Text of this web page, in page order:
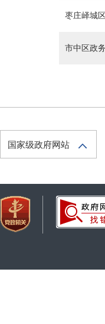
枣庄峄城
市中区政
国家级政府网站